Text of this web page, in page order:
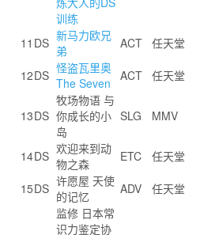
训练
11 DS 新马力欧兄
弟
ACT 任天堂
12DS 怪盗瓦里奥
The Seven
ACT 任天堂
13DS
牧场物语 与
你成长的小
岛
SLG MMV
14DS 欢迎来到动
物之森
ETC 任天堂
15DS 许愿屋 天使
的记忆
ADV 任天堂
监修 日本常
识力鉴定协